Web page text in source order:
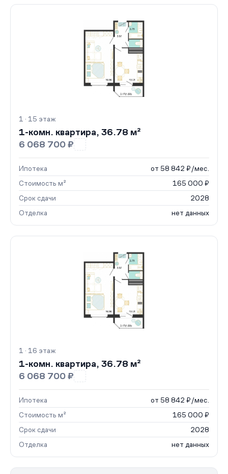
1 · 15 этаж
1-комн. квартира, 36.78 м²
6 068 700 ₽
Ипотека
от 58 842 ₽/мес.
Стоимость м²
165 000 ₽
Срок сдачи
2028
Отделка
нет данных
1 · 16 этаж
1-комн. квартира, 36.78 м²
6 068 700 ₽
Ипотека
от 58 842 ₽/мес.
Стоимость м²
165 000 ₽
Срок сдачи
2028
Отделка
нет данных